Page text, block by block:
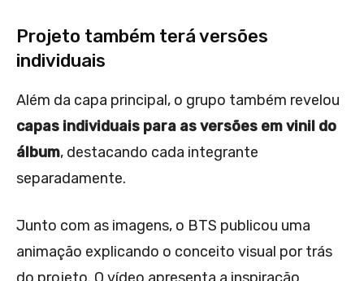
Projeto também terá versões
individuais
Além da capa principal, o grupo também revelou
capas individuais para as versões em vinil do
álbum, destacando cada integrante
separadamente.
Junto com as imagens, o BTS publicou uma
animação explicando o conceito visual por trás